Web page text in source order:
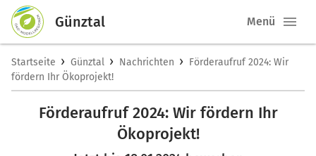
Günztal Menü
Startseite › Günztal › Nachrichten › Förderaufruf 2024: Wir
fördern Ihr Ökoprojekt!
Förderaufruf 2024: Wir fördern Ihr
Ökoprojekt!